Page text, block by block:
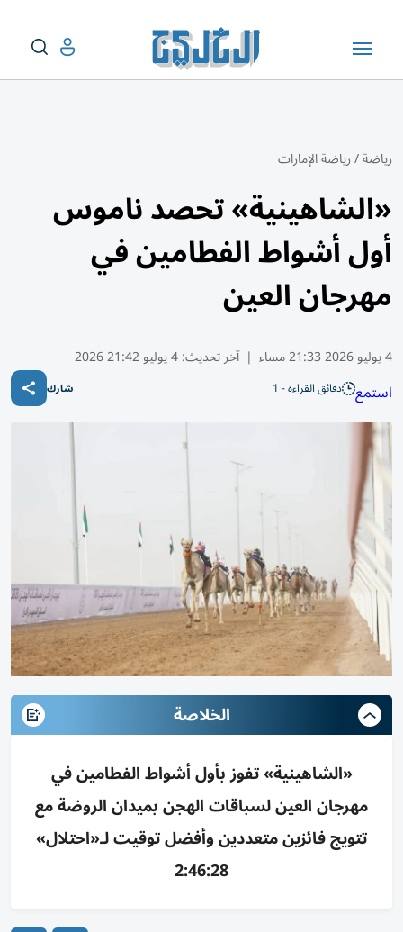
رياضة/رياضة الإمارات
«الشاهينية» تحصد ناموس
أول أشواط الفطامين في
مهرجان العين
4 يوليو 2026 21:33 مساء | آخر تحديث:4 يوليو 21:42 2026
استمع دقائق القراءة - 1 شارك
الخلاصة
«الشاهينية» تفوز بأول أشواط الفطامين في
مهرجان العين لسباقات الهجن بميدان الروضة مع
تتويج فائزين متعددين وأفضل توقيت لـ«احتلال»
2:46:28